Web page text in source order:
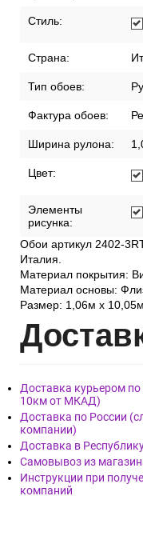
Стиль:
Страна:
Тип обоев:
Фактура обоев:
Ширина рулона:
Цвет:
Элементы
рисунка:
Обои артикул 2402-
Италия.
Материал покрытия:
Материал основы:
Размер: 1,06м х 10,05м
Дост
Доставка курьером
10км от МКАД)
Доставка по России
компании)
Доставка в
Самовывоз из
Инструкции при
компаний